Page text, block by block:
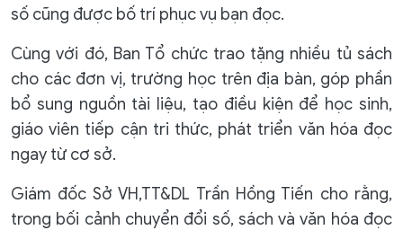
số cũng được bố trí phục vụ bạn đọc.
Cùng với đó, Ban Tổ chức trao tặng nhiều tủ sách
cho các đơn vị, trường học trên địa bàn, góp phần
bổ sung nguồn tài liệu, tạo điều kiện để học sinh,
giáo viên tiếp cận tri thức, phát triển văn hóa đọc
ngay từ cơ sở.
Giám đốc Sở VH,TT&DL Trần Hồng Tiến cho rằng,
trong bối cảnh chuyển đổi số, sách và văn hóa đọc